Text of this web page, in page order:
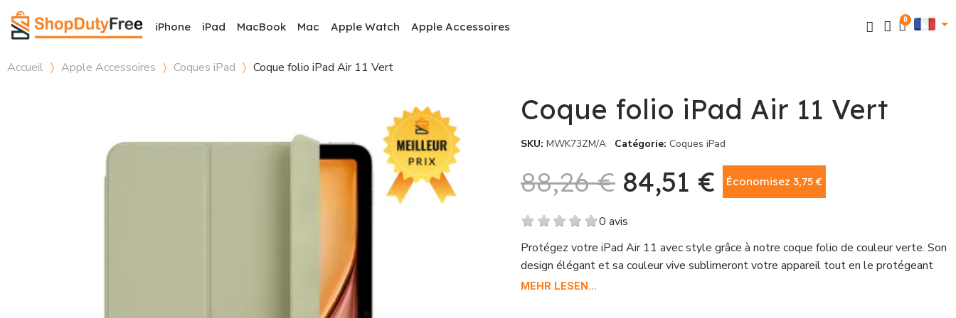
iPhone iPad MacBook Mac Apple Watch Apple Accessoires
Accueil Apple Accessoires Coques iPad Coque folio iPad Air 11 Vert
Coque folio iPad Air 11 Vert
SKU MWK73ZM/A Catégorie Coques iPad
88,26 € 84,51 € Économisez 3,75 €
0 avis
Protégez votre iPad Air 11 avec style grâce à notre coque folio de couleur verte. Son
design élégant et sa couleur vive sublimeront votre appareil tout en le protégeant
efficacement. Cette coque offre une grande capacité de résistance aux chocs, une
MEHR LESEN...